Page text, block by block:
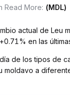
Read More: (MDL)
actual de Leu
en las
de los tipos de
moldavo a